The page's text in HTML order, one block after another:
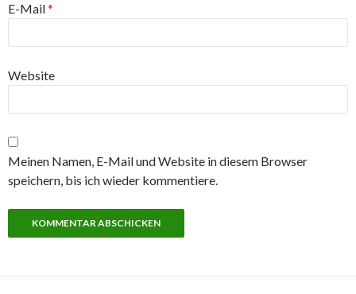
E-Mail*
Website
Meinen Namen, E-Mail und Website in diesem Browser
speichern, bis ich wieder kommentiere.